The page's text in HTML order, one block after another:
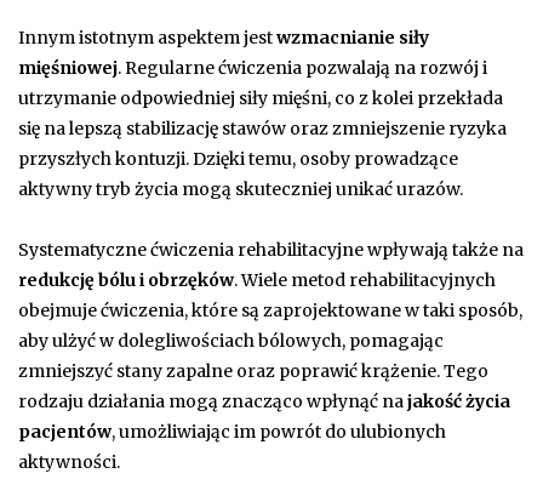
Innym istotnym aspektem jestwzmacnianie siły
mięśniowej. Regularne ćwiczenia pozwalają na rozwój i
utrzymanie odpowiedniej siły mięśni, co z kolei przekłada
się na lepszą stabilizację stawów oraz zmniejszenie ryzyka
przyszłych kontuzji. Dzięki temu, osoby prowadzące
aktywny tryb życia mogą skuteczniej unikać urazów.
Systematyczne ćwiczenia rehabilitacyjne wpływają także na
redukcję bólu i obrzęków. Wiele metod rehabilitacyjnych
obejmuje ćwiczenia, które są zaprojektowane w taki sposób,
aby ulżyć w dolegliwościach bólowych, pomagając
zmniejszyć stany zapalne oraz poprawić krążenie. Tego
rodzaju działania mogą znacząco wpłynąć najakość życia
pacjentów, umożliwiając im powrót do ulubionych
aktywności.